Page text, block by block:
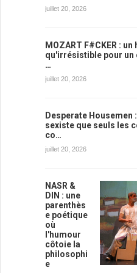
juillet 20, 2026
MOZART F#CKER :
qu'irrésistible pour un
…
juillet 20, 2026
Desperate Housemen
sexiste que seuls les
co…
juillet 20, 2026
NASR &
DIN : une
parenthès
e poétique
où
l'humour
côtoie la
philosophi
e